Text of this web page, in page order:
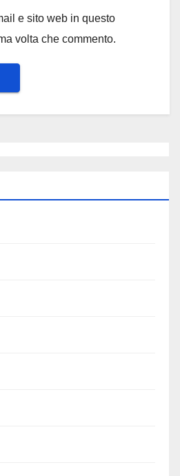
e sito web in questo
volta che commento.